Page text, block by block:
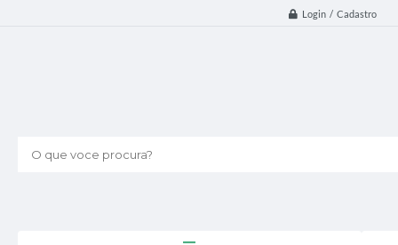
Login / Cadastro
O que voce procura?